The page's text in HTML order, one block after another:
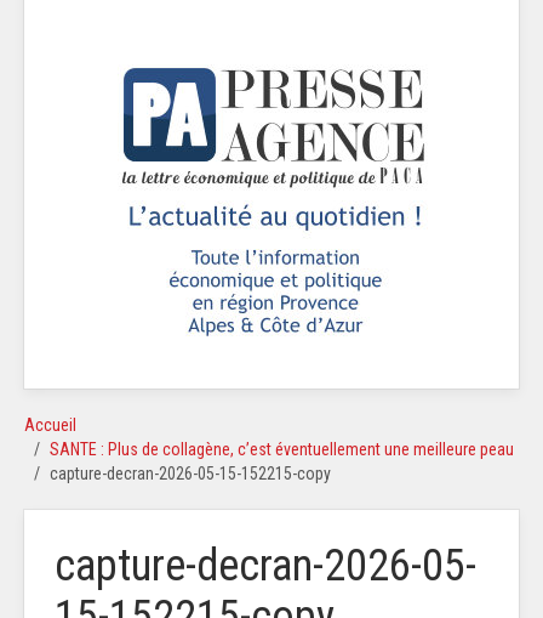
Accueil
SANTE : Plus de collagène, c’est éventuellement une meilleure peau
capture-decran-2026-05-15-152215-copy
capture-decran-2026-05-